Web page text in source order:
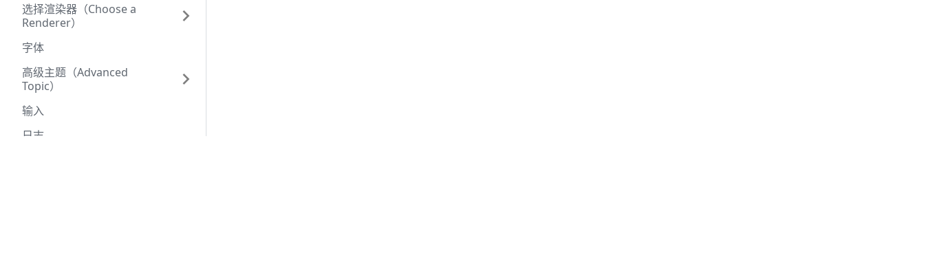
选择渲染器（Choose a
Renderer）
字体
高级主题（Advanced
Topic）
输入
日志